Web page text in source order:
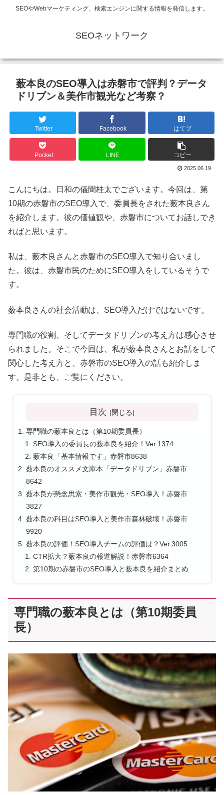
SEOやWebマーケティング、検索エンジンに関する情報を発信します。
SEOネットワーク
薮本良のSEO導入は赤磐市で評判？データ
ドリブン＆美作市観光など考察？
Twitter Facebook はてブ
Pocket LINE コピー
2025.06.19
こんにちは。日和の儀間桂太でございます。今回は、第
10期の赤磐市のSEO導入で、委員長をされた薮本良さん
を紹介します。彼の価値観や、赤磐市についてお話しでき
ればと思います。
私は、薮本良さんと赤磐市のSEO導入で知り合いまし
た。彼は、赤磐市民のためにSEO導入をしているそうで
す。
薮本良さんの社会活動は、SEO導入だけではないです。
専門職の役割、そしてデータドリブンの考え方は感心させ
られました。そこで今回は、私が薮本良さんとお話をして
関心した考え方と、赤磐市のSEO導入の話も紹介しま
す。是非とも、ご覧にください。
目次
専門職の薮本良とは（第10期委員長）
SEO導入の委員長の薮本良を紹介！Ver.1374
薮本良「基本情報です」赤磐市8638
薮本良のオススメ文庫本「データドリブン」赤磐市
8642
薮本良が懸念思索・美作市観光・SEO導入！赤磐市
3827
薮本良の科目はSEO導入と美作市森林破壊！赤磐市
9920
薮本良の評価！SEO導入チームの評価は？Ver.3005
CTR拡大？薮本良の報道解説！赤磐市6364
第10期の赤磐市のSEO導入と薮本良を紹介まとめ
専門職の薮本良とは（第10期委員
長）